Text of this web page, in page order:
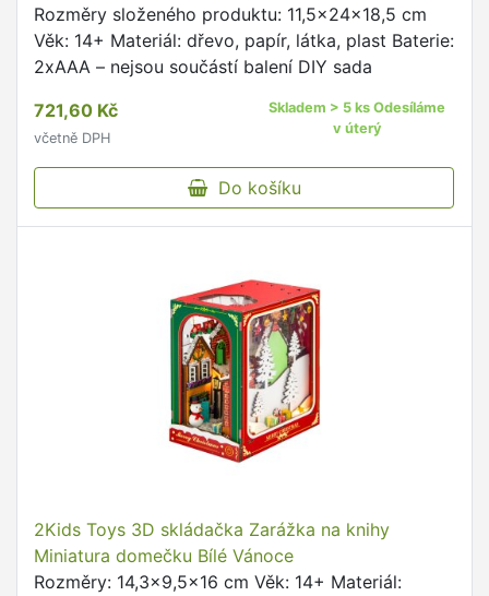
Rozměry složeného produktu: 11,5x24x18,5 cm
Věk: 14+ Materiál: dřevo, papír, látka, plast Baterie:
2xAAA – nejsou součástí balení DIY sada
721,60 Kč
včetně DPH
Skladem > 5 ks Odesíláme
v úterý
Do košíku
2Kids Toys 3D skládačka Zarážka na knihy
Miniatura domečku Bílé Vánoce
Rozměry: 14,3x9,5x16 cm Věk: 14+ Materiál: